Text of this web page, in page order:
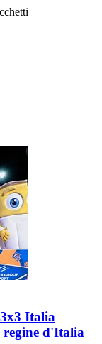
Italia
regine d'Italia